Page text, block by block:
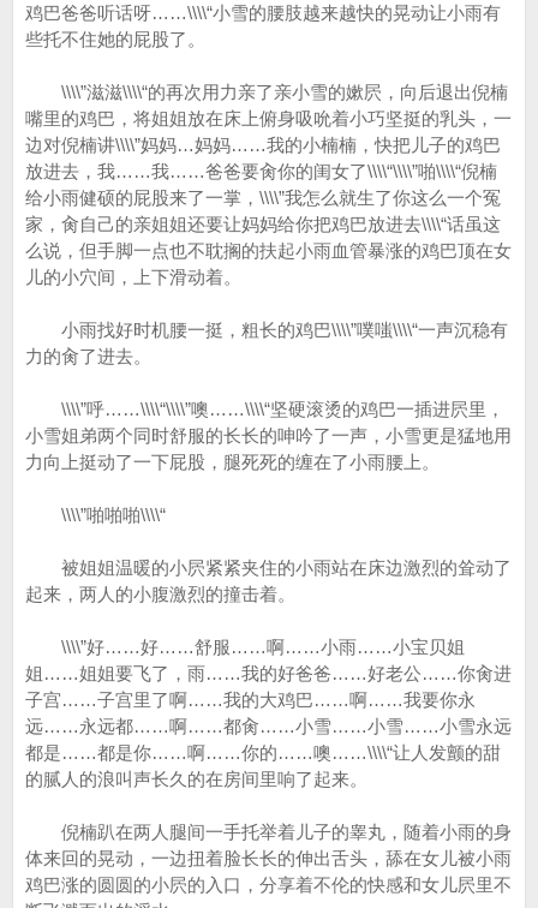
鸡巴爸爸听话呀……\\\\“小雪的腰肢越来越快的晃动让小雨有
些托不住她的屁股了。
\\\\”滋滋\\\\“的再次用力亲了亲小雪的嫰屄，向后退出倪楠
嘴里的鸡巴，将姐姐放在床上俯身吸吮着小巧坚挺的乳头，一
边对倪楠讲\\\\”妈妈…妈妈……我的小楠楠，快把儿子的鸡巴
放进去，我……我……爸爸要肏你的闺女了\\\\“\\\\”啪\\\\“倪楠
给小雨健硕的屁股来了一掌，\\\\”我怎么就生了你这么一个冤
家，肏自己的亲姐姐还要让妈妈给你把鸡巴放进去\\\\“话虽这
么说，但手脚一点也不耽搁的扶起小雨血管暴涨的鸡巴顶在女
儿的小穴间，上下滑动着。
小雨找好时机腰一挺，粗长的鸡巴\\\\”噗嗤\\\\“一声沉稳有
力的肏了进去。
\\\\”呼……\\\\“\\\\”噢……\\\\“坚硬滚烫的鸡巴一插进屄里，
小雪姐弟两个同时舒服的长长的呻吟了一声，小雪更是猛地用
力向上挺动了一下屁股，腿死死的缠在了小雨腰上。
\\\\”啪啪啪\\\\“
被姐姐温暖的小屄紧紧夹住的小雨站在床边激烈的耸动了
起来，两人的小腹激烈的撞击着。
\\\\”好……好……舒服……啊……小雨……小宝贝姐
姐……姐姐要飞了，雨……我的好爸爸……好老公……你肏进
子宫……子宫里了啊……我的大鸡巴……啊……我要你永
远……永远都……啊……都肏……小雪……小雪……小雪永远
都是……都是你……啊……你的……噢……\\\\“让人发颤的甜
的腻人的浪叫声长久的在房间里响了起来。
倪楠趴在两人腿间一手托举着儿子的睾丸，随着小雨的身
体来回的晃动，一边扭着脸长长的伸出舌头，舔在女儿被小雨
鸡巴涨的圆圆的小屄的入口，分享着不伦的快感和女儿屄里不